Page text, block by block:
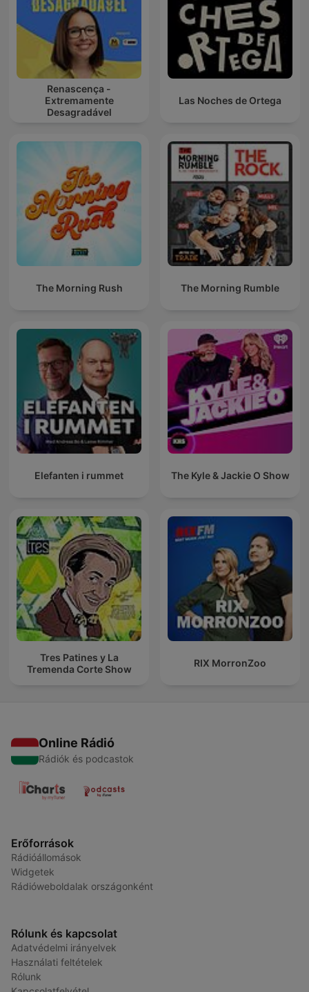
Renascença -
Extremamente
Desagradável
Las Noches de Ortega
The Morning Rush The Morning Rumble
Elefanten i rummet The Kyle & Jackie O Show
Tres Patines y La
Tremenda Corte Show
RIX MorronZoo
Online Rádió
Rádiók és podcastok
Erőforrások
Rádióállomások
Widgetek
Rádióweboldalak országonként
Rólunk és kapcsolat
Adatvédelmi irányelvek
Használati feltételek
Rólunk